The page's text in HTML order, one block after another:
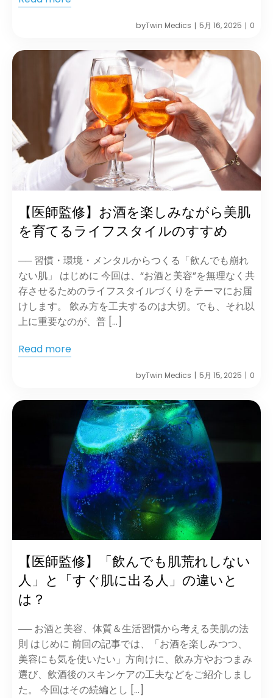
byTwin Medics | 5月 16, 2025 | 0
【医師監修】お酒を楽しみながら美肌
を育てるライフスタイルのすすめ
── 習慣・環境・メンタルからつくる「飲んでも崩れ
ない肌」 はじめに 今回は、“お酒と美容”を無理なく共
存させるためのライフスタイルづくりをテーマにお届
けします。 飲み方を工夫するのは大切。でも、それ以
上に重要なのが、普 […]
Read more
byTwin Medics | 5月 15, 2025 | 0
【医師監修】「飲んでも肌荒れしない
人」と「すぐ肌に出る人」の違いと
は？
── お酒と美容、体質＆生活習慣から考える美肌の法
則 はじめに 前回の記事では、「お酒を楽しみつつ、
美容にも気を使いたい」方向けに、飲み方やおつまみ
選び、飲酒後のスキンケアの工夫などをご紹介しまし
た。 今回はその続編とし […]